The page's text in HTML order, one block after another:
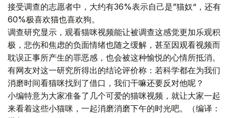
接受调查的志愿者中，大约有36%表示自己是”猫奴“，还有
60%极喜欢猫也喜欢狗。
调查研究显示，观看猫咪视频能让被调查这感觉更加乐观积
极，悲伤和焦虑的负面情绪也随之缓解，甚至因观看视频而
耽误正事所产生的罪恶感，也会被这种愉悦的心情所抵消。
有网友对这一研究所得出的结论评价称：若科学都在为我们
消磨时间看猫咪找到了借口，我们干嘛还要反对他呢？
小编特意为大家准备了几个可爱的猫咪视频，就让大家一起
来看着这些小猫咪，一起消磨消磨下午的时光吧。（编译：